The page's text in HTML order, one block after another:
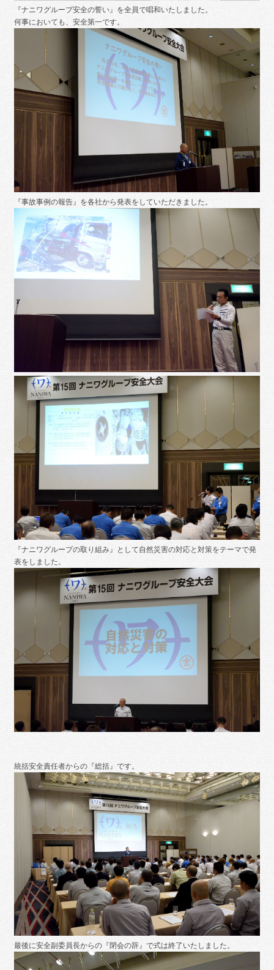
『ナニワグループ安全の誓い』を全員で唱和いたしました。
何事においても、安全第一です。
『事故事例の報告』を各社から発表をしていただきました。
『ナニワグループの取り組み』として自然災害の対応と対策をテーマで発
表をしました。
統括安全責任者からの『総括』です。
最後に安全副委員長からの『閉会の辞』で式は終了いたしました。